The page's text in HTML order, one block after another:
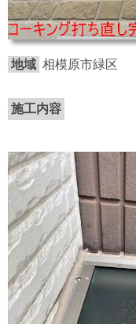
地域 相模原市緑区
施工内容